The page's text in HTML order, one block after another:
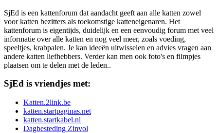
SjEd is een kattenforum dat aandacht geeft aan alle katten zowel
voor katten bezitters als toekomstige katteneigenaren. Het
kattenforum is eigentijds, duidelijk en een eenvoudig forum met veel
informatie over alle katten en nog veel meer, zoals voeding,
speeltjes, krabpalen. Je kan ideeën uitwisselen en advies vragen aan
andere katten liefhebbers. Verder kan men ook foto's en filmpjes
plaatsen om te delen met de leden..
SjEd is vriendjes met:
Katten.2link.be
katten.startpaginas.net
katten.startkabel.nl
Dagbesteding Zinvol